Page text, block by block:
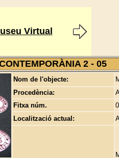
Virtual
2 - 05
Nom de l'objecte:
Procedència:
Fitxa núm.
Localització actual: